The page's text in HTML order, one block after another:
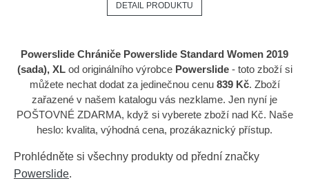
DETAIL PRODUKTU
Powerslide Chrániče Powerslide Standard Women 2019
(sada), XLod originálního výrobcePowerslide- toto zboží si
můžete nechat dodat za jedinečnou cenu 839 Kč. Zboží
zařazené v našem katalogu vás nezklame. Jen nyní je
POŠTOVNÉ ZDARMA, když si vyberete zboží nad Kč. Naše
heslo: kvalita, výhodná cena, prozákaznický přístup.
Prohlédněte si všechny produkty od přední značky
Powerslide.